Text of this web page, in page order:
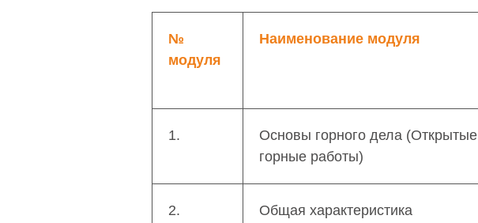
№
модуля
Наименование модуля
1.
Основы горного дела (Открытые
горные работы)
2.
Общая характеристика